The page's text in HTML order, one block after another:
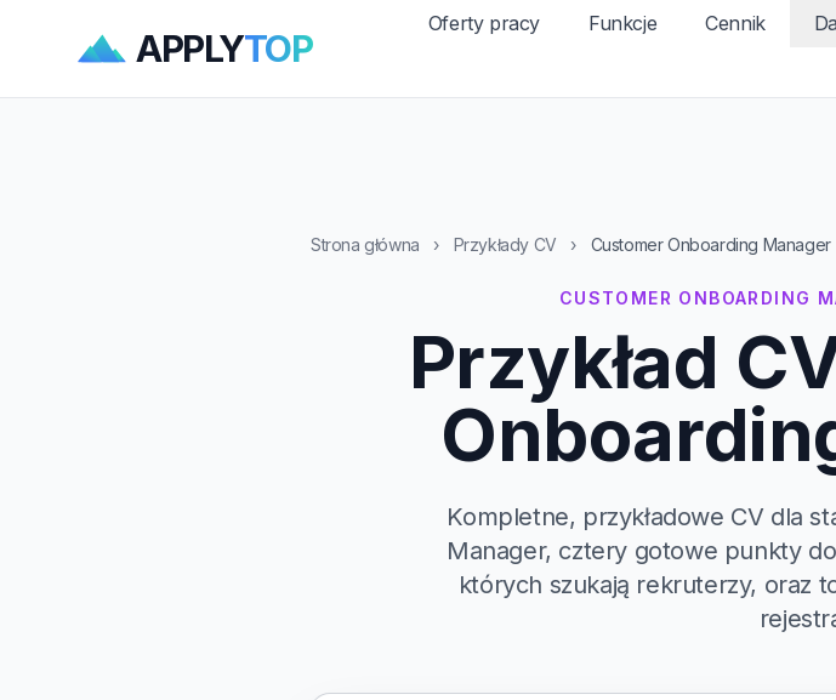
APPLYTOP
Oferty pracy Funkcje Cennik
Strona główna › Przykłady CV › Customer Onboarding Manager
CUSTOMER ONBOARDING
Przykład
Kompletne, przykładowe CV dla
Manager, cztery gotowe punkty
których szukają rekruterzy, oraz